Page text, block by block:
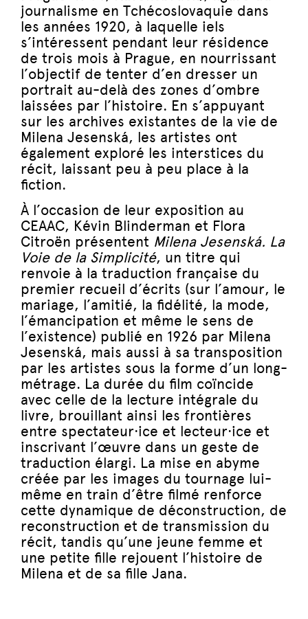
journalisme en Tchécoslovaquie dans
les années 1920, à laquelle iels
s’intéressent pendant leur résidence
de trois mois à Prague, en nourrissant
l’objectif de tenter d’en dresser un
portrait au-delà des zones d’ombre
laissées par l’histoire. En s’appuyant
sur les archives existantes de la vie de
Milena Jesenská, les artistes ont
également exploré les interstices du
récit, laissant peu à peu place à la
fiction.
À l’occasion de leur exposition au
CEAAC, Kévin Blinderman et Flora
Citroën présentent Milena Jesenská. La
Voie de la Simplicité, un titre qui
renvoie à la traduction française du
premier recueil d’écrits (sur l’amour, le
mariage, l’amitié, la fidélité, la mode,
l’émancipation et même le sens de
l’existence) publié en 1926 par Milena
Jesenská, mais aussi à sa transposition
par les artistes sous la forme d’un long-
métrage. La durée du film coïncide
avec celle de la lecture intégrale du
livre, brouillant ainsi les frontières
entre spectateur·ice et lecteur·ice et
inscrivant l’œuvre dans un geste de
traduction élargi. La mise en abyme
créée par les images du tournage lui-
même en train d’être filmé renforce
cette dynamique de déconstruction, de
reconstruction et de transmission du
récit, tandis qu’une jeune femme et
une petite fille rejouent l’histoire de
Milena et de sa fille Jana.